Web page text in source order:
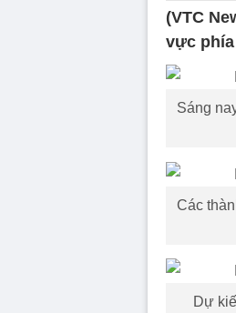
(VTC
vực phía
Sáng
Các
Dự